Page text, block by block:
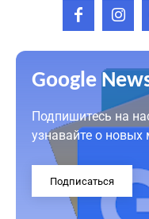
Google
Подпишитесь на
узнавайте о новых
Подписаться